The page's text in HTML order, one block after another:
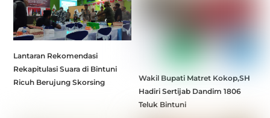
Lantaran Rekomendasi
Rekapitulasi Suara di Bintuni
Ricuh Berujung Skorsing
Wakil Bupati Matret Kokop,SH
Hadiri Sertijab Dandim 1806
Teluk Bintuni